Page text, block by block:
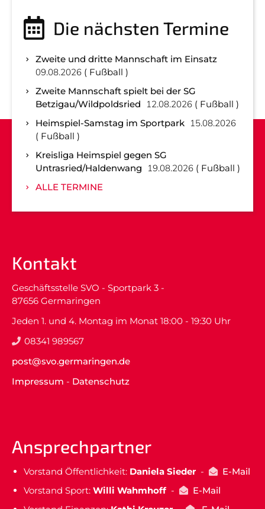
Die nächsten Termine
Zweite und dritte Mannschaft im Einsatz
09.08.2026
Fußball
Zweite Mannschaft spielt bei der SG
Betzigau/Wildpoldsried
12.08.2026
Fußball
Heimspiel-Samstag im Sportpark 15.08.2026
Fußball
Kreisliga Heimspiel gegen SG
Untrasried/Haldenwang
19.08.2026
Fußball
ALLE TERMINE
Kontakt
Geschäftsstelle SVO - Sportpark 3 -
87656 Germaringen
Jeden 1. und 4. Montag im Monat 18:00 - 19:30 Uhr
08341 989567
post@svo.germaringen.de
Impressum - Datenschutz
Ansprechpartner
Vorstand Öffentlichkeit: Daniela Sieder-
E-Mail
Vorstand Sport: Willi Wahmhoff-
E-Mail